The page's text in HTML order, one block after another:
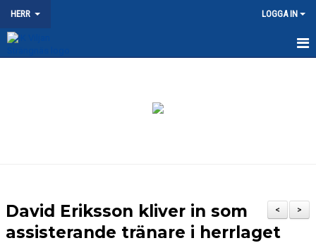
HERR LOGGA IN
DOKUMENT
>
<
David Eriksson kliver in som
assisterande tränare i herrlaget